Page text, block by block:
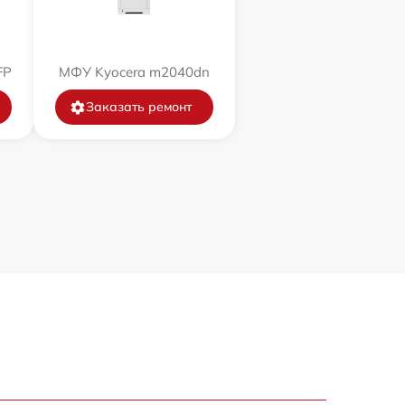
МФУ Kyocera m2040dn
Заказать ремонт